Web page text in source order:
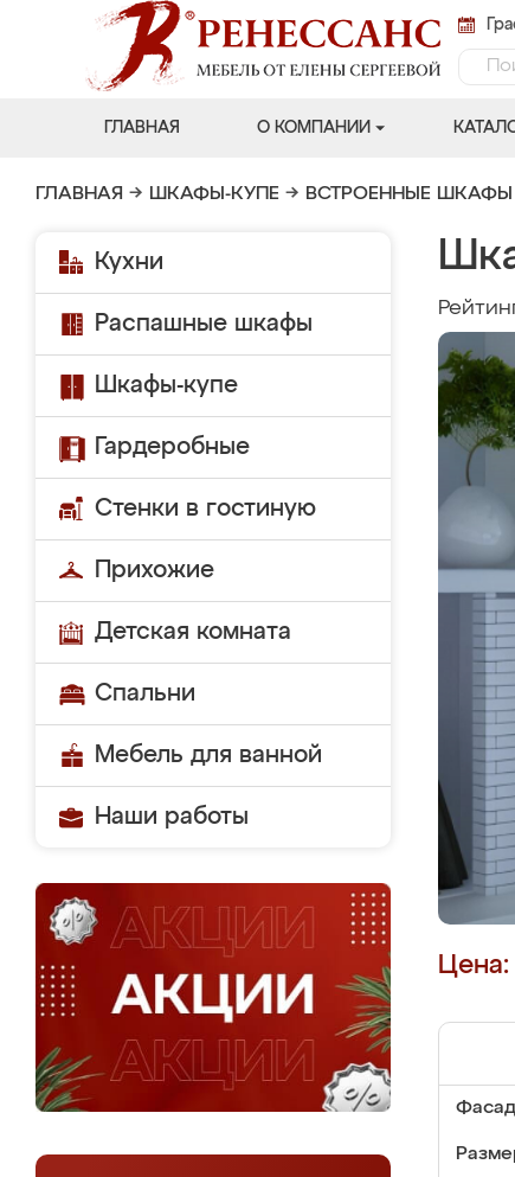
ГЛАВНАЯ О КОМПАНИИ
ГЛАВНАЯ → ШКАФЫ-КУПЕ → ВСТРОЕННЫЕ ШКАФЫ
Кухни
Распашные шкафы
Шкафы-купе
Гардеробные
Стенки в гостиную
Прихожие
Детская комната
Спальни
Мебель для ванной
Наши работы